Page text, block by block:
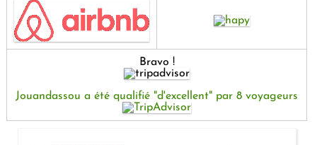
Bravo !
Jouandassou a été qualifié "d'excellent" par 8 voyageurs